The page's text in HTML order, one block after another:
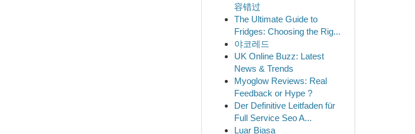
容错过
The Ultimate Guide to
Fridges: Choosing the Rig...
야코레드
UK Online Buzz: Latest
News & Trends
Myoglow Reviews: Real
Feedback or Hype ?
Der Definitive Leitfaden für
Full Service Seo A...
Luar Biasa